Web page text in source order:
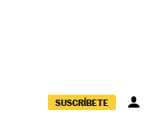
SUSCRÍBETE